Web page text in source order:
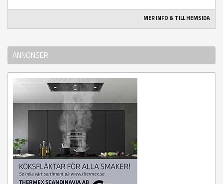
MER INFO & TILL HEMSIDA
ANNONSER